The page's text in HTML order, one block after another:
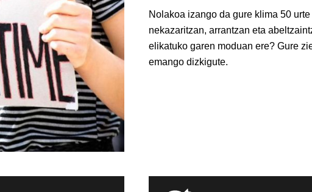
Nolakoa izango da gure klima 50
nekazaritzan, arrantzan eta
elikatuko garen moduan ere? Gure
emango dizkigute.